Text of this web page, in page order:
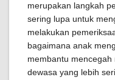
merupakan langkah
sering lupa untuk
melakukan
bagaimana anak
membantu mencegah
dewasa yang lebih